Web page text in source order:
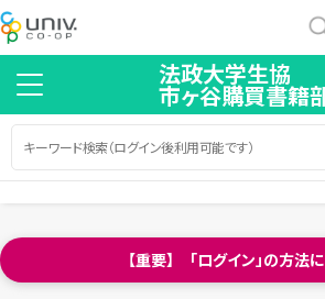
法政大学生協
市ヶ谷購買書籍
【重要】 「ログイン」の方法